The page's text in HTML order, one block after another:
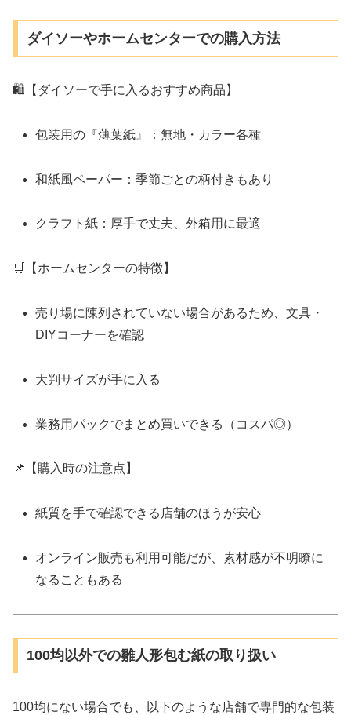
ダイソーやホームセンターでの購入方法
🛍【ダイソーで手に入るおすすめ商品】
包装用の『薄葉紙』：無地・カラー各種
和紙風ペーパー：季節ごとの柄付きもあり
クラフト紙：厚手で丈夫、外箱用に最適
🛒【ホームセンターの特徴】
売り場に陳列されていない場合があるため、文具・
DIYコーナーを確認
大判サイズが手に入る
業務用パックでまとめ買いできる（コスパ◎）
📌【購入時の注意点】
紙質を手で確認できる店舗のほうが安心
オンライン販売も利用可能だが、素材感が不明瞭に
なることもある
100均以外での雛人形包む紙の取り扱い
100均にない場合でも、以下のような店舗で専門的な包装